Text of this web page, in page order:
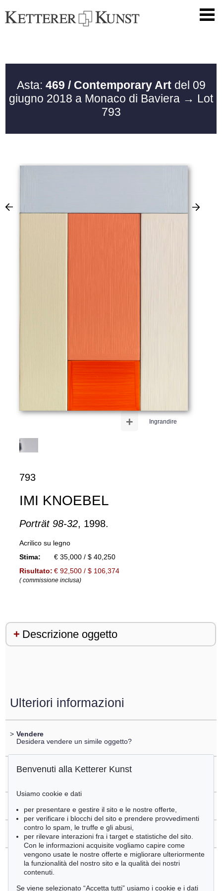
Asta: 469 / Contemporary Artdel 09
giugno 2018 a Monaco di Baviera → Lot
793
Ingrandire
+
793
IMI KNOEBEL
Porträt 98-32, 1998.
Acrilico su legno
Stima:
€ 35,000 / $ 40,250
Risultato: € 92,500 / $ 106,374
( commissione inclusa)
Descrizione oggetto
Ulteriori informazioni
> Vendere
Desidera vendere un simile oggetto?
Registrare di
Contattare esperti
Benvenuti alla Ketterer Kunst
Usiamo cookie e dati
per presentare e gestire il sito e le nostre offerte,
per verificare i blocchi del sito e prendere provvedimenti
contro lo spam, le truffe e gli abusi,
per rilevare interazioni fra i target e statistiche del sito.
Con le informazioni acquisite vogliamo capire come
vengono usate le nostre offerte e migliorare ulteriormente
la funzionalità del nostro sito e la qualità dei nostri
contenuti.
Se viene selezionato “Accetta tutti” usiamo i cookie e i dati